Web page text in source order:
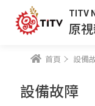
TITV
原
首頁 設備
設備故障